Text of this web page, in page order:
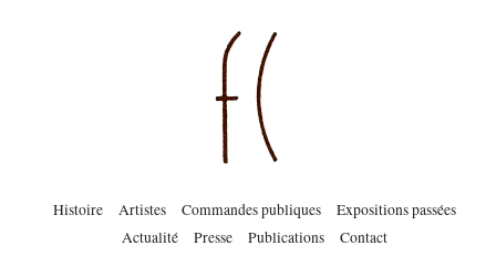
Histoire Artistes Commandes publiques
Expositions passées
Actualité
Presse Publications Contact